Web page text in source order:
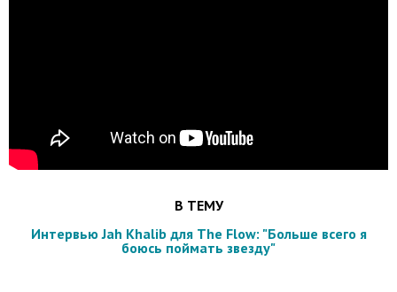
В ТЕМУ
Интервью Jah Khalib для The Flow: "Больше всего я
боюсь поймать звезду"